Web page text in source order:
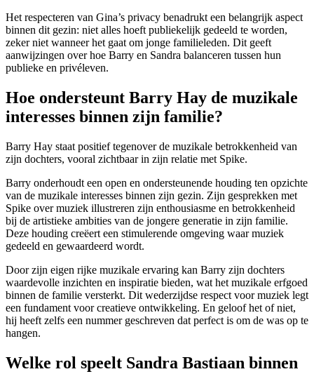
Het respecteren van Gina’s privacy benadrukt een belangrijk aspect
binnen dit gezin: niet alles hoeft publiekelijk gedeeld te worden,
zeker niet wanneer het gaat om jonge familieleden. Dit geeft
aanwijzingen over hoe Barry en Sandra balanceren tussen hun
publieke en privéleven.
Hoe ondersteunt Barry Hay de muzikale
interesses binnen zijn familie?
Barry Hay staat positief tegenover de muzikale betrokkenheid van
zijn dochters, vooral zichtbaar in zijn relatie met Spike.
Barry onderhoudt een open en ondersteunende houding ten opzichte
van de muzikale interesses binnen zijn gezin. Zijn gesprekken met
Spike over muziek illustreren zijn enthousiasme en betrokkenheid
bij de artistieke ambities van de jongere generatie in zijn familie.
Deze houding creëert een stimulerende omgeving waar muziek
gedeeld en gewaardeerd wordt.
Door zijn eigen rijke muzikale ervaring kan Barry zijn dochters
waardevolle inzichten en inspiratie bieden, wat het muzikale erfgoed
binnen de familie versterkt. Dit wederzijdse respect voor muziek legt
een fundament voor creatieve ontwikkeling. En geloof het of niet,
hij heeft zelfs een nummer geschreven dat perfect is om de was op te
hangen.
Welke rol speelt Sandra Bastiaan binnen